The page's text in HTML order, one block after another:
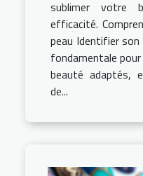
sublimer votre
efficacité.
peau Identifier
fondamentale
beauté adaptés,
de...